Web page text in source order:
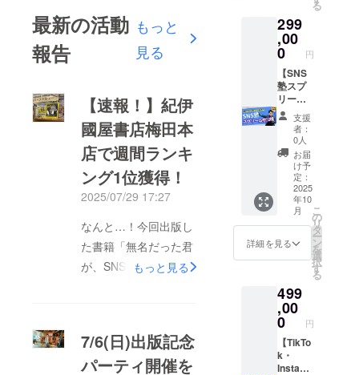
最新の活動
報告
もっと
見る
【速報！】紀伊
國屋書店梅田本
店で週間ランキ
ング1位獲得！
2025/07/29 17:27
なんと…！今回出版し
た書籍「無名だった君
が、SNSで100万フォ
堂々の【第1位】を獲
得しました！！本当に
もっと見る
7/6(日)出版記念
パーティ開催を
感でき
る60分
にして
いきま
しょ
う。
たの届
けたい
情報
を、
LINEを
通じ
て“本当
に届く
相手”に
届ける
機会と
して、
ぜひご
活用く
ださ
い。
とっ
しーと
リアル
でつな
がりた
い方
「誰に
も話せ
なかっ
た悩み
を聞い
てもら
えて、
視界が
開け
た」
しーの
言葉
進む勇
気が湧
いた」
そんな
時間に
なれば
（質疑
応答含
め調整
可） ・
対象：
学生〜
ビジネ
ス層ま
で幅広
く対応
可能 ・
場所：
オンラ
イン or
関東近
郊のリ
アル開
催（交
方にお
すすめ
・コ
ミュニ
ティや
イベン
トで価
ル ・バ
ズる発
信と信
頼のつ
くり方
・情報
発信×ビ
ジネス
の未
来 な
ど ● 内
容 ・講
演時
間：約
60分
（応相
談） ・
形式：
（交通
費別
途） ・
集客、
会場、
告知は
主催者
ご紹介
投稿（2
回） ・
メルマ
ガにて
ご紹介
記事配
信（2
回） ※
文章・
画像な
どはご
提供い
ただき
ます
が、希
望があ
れば
とっ
しーが
整しま
す ※タ
イミン
グや配
信内容
は事前
にすり
配信媒
体（以
下いず
れか1つ
を選
択） ・
TikTok
（フォ
ロワー
45万人
／再生
数10億
回超）
Instagr
am（フ
ォロ
ワー10
万人）
・
eショー
ト
（チャ
ンネル
登録10
万人）
● 投稿
超・
フォロ
ワー70
万人以
上
の“とっ
しー”が
、あな
たの発
信を全
力サ
ポー
ト！ 僕
自身
も、最
初は
まった
くうま
くいか
ず、失
り。 で
も、自
分の想
いを
「動
画」に
のせて
「もっ
と多く
の人
に、自
分の活
動や
サービ
スを
知って
もらい
たい」
「想い
のこ
もった
企画
を、必
要な人
に届け
たい」
── そん
たの挑
戦を、
とっ
しーの
公式
SNSを
通じ
る
299
,00
0 円
【SNS
塾スプ
リーム
参加
権】 ＼
本気で
SNSを
伸ばし
たいあ
なた
へ。 “最
高峰”の
実践コ
ミュニ
ティ ／
「SNS
を出し
たい」
「もっ
と発信
力を磨
きた
い」
支援
者：
0人
お届
け予
定：
2025
年10
月
詳細を見る
こ
の
リ
タ
ー
ン
を
選
択
す
る
499
,00
0 円
【TikTo
k・
Instagr